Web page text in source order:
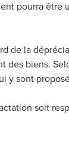
pourra être
de la
des biens.
y sont
soit